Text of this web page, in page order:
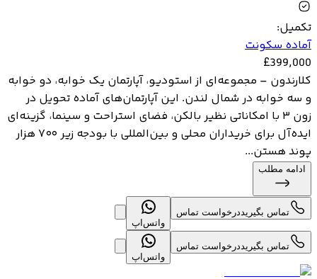
تکمیل:
آماده سکونت
£399,000
کلارندون – مجموعه‌ای از استودیو، آپارتمان یک خوابه، دو خوابه
و سه خوابه در شمال لندن. این آپارتمان‌های آماده تحویل در
زون ۳ با امکاناتی نظیر بالکن، فضای استراحت و سینما، گزینه‌ای
ایده‌آل برای خریداران محلی و بین‌المللی با بودجه زیر ۷۰۰ هزار
پوند هستن...
ادامه مطلب
تماس بگیرید درخواست تماس
واتس‌اپ
تماس بگیرید درخواست تماس
واتس‌اپ